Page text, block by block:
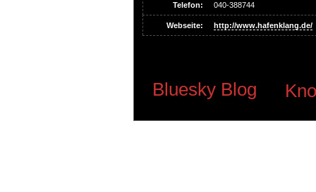
Telefon: 040-388744
Webseite: http://www.hafenklang.de/
Bluesky Blog